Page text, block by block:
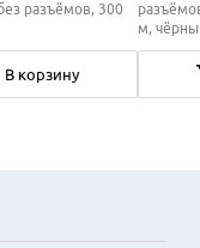
разъёмов, 300
В корзину
м,